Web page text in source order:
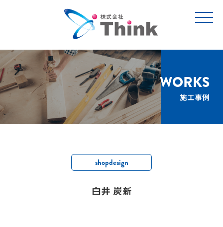
t
o
v
i
a
WORKS
施工事例
shopdesign
白井 炭新